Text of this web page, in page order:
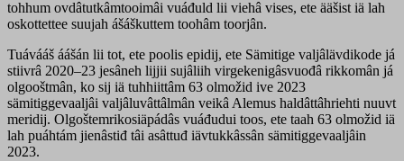
tohhum ovdâtutkâmtooimâi vuáđuld lii viehâ vises, ete ääšist iä lah
oskottettee suujah ášáškuttem toohâm toorjân.
Tuávááš áášán lii tot, ete poolis epidij, ete Sämitige valjâlävdikode já
stiivrâ 2020–23 jesâneh lijjii sujâliih virgekenigâsvuođâ rikkomân já
olgooštmân, ko sij iä tuhhiittâm 63 olmožid ive 2023
sämitiggevaaljâi valjâluvâttâlmân veikâ Alemus haldâttâhriehti nuuvt
meridij. Olgoštemrikosiäpádâs vuáđudui toos, ete taah 63 olmožid iä
lah puáhtám jienâstiđ tâi asâttuđ iävtukkâssân sämitiggevaaljâin
2023.